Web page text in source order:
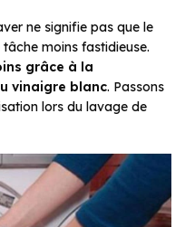
ne signifie pas que le
moins fastidieuse.
grâce à la
vinaigre blanc. Passons
lors du lavage de